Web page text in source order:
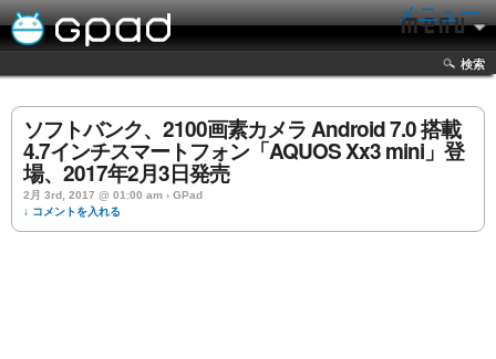
メニュー
検索
ソフトバンク、2100画素カメラ Android 7.0 搭載
4.7インチスマートフォン「AQUOS Xx3 mini」登
場、2017年2月3日発売
2月 3rd, 2017 @ 01:00 am › GPad
↓ コメントを入れる